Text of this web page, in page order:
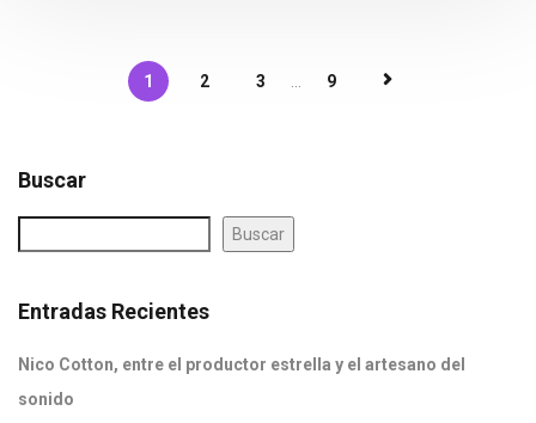
1 2 3 9
Buscar
Buscar
Entradas Recientes
Nico Cotton, entre el productor estrella y el artesano del
sonido